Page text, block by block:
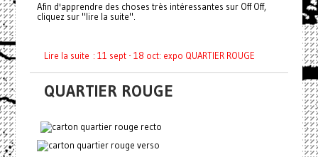
Afin d'apprendre des choses très intéressantes sur Off Off,
cliquez sur "lire la suite".
Lire la suite : 11 sept - 18 oct: expo QUARTIER ROUGE
QUARTIER ROUGE